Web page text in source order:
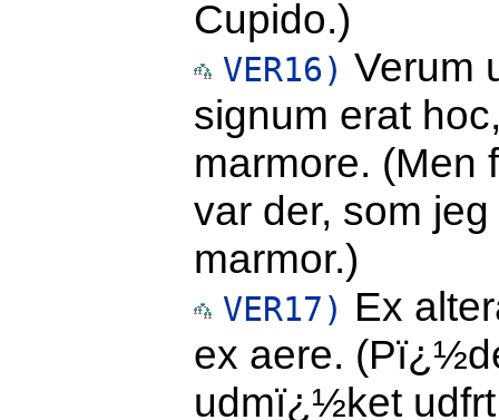
Cupido.)
VER16) Verum
signum erat
marmore. (Men
var der, som
marmor.)
VER17) Ex
ex aere.
udmï¿½ket